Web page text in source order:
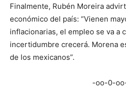
Finalmente, Rubén Moreira
económico del país: “Vienen
inflacionarias, el empleo se va a
incertidumbre crecerá. Morena
de los mexicanos”.
-oo-0-